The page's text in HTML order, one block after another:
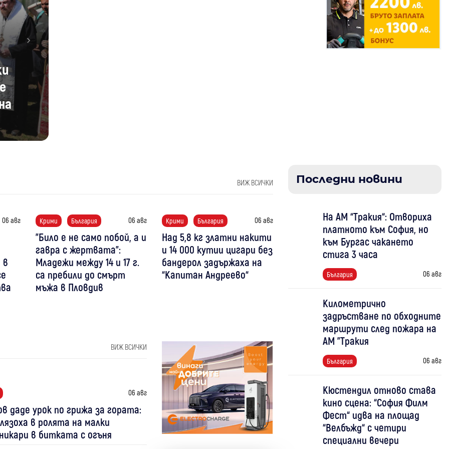
Next
ВИЖ ВСИЧКИ
06 авг
в
Крими България 06 авг
"Било е не само побой, а и
гавра с жертвата":
Младежи между 14 и 17 г.
са пребили до смърт
мъжа в Пловдив
Крими България 06 авг
Над 5,8 кг златни накити
и 14 000 кутии цигари без
бандерол задържаха на
“Капитан Андреево“
ВИЖ ВСИЧКИ
06 авг
даде урок по грижа за гората:
в ролята на малки
в битката с огъня
Последни новини
На АМ “Тракия“: Отвориха
платното към София, но
към Бургас чакането
стига 3 часа
България 06 авг
Километрично
задръстване по обходните
маршрути след пожара на
АМ "Тракия
България 06 авг
Кюстендил отново става
кино сцена: “София Филм
Фест“ идва на площад
“Велбъжд“ с четири
специални вечери